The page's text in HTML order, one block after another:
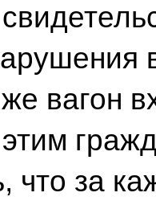
вагон
что за